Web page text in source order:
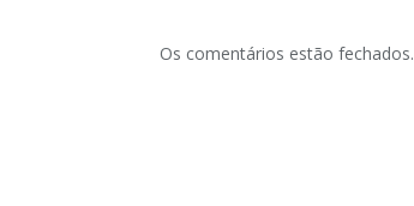
Os comentários estão fechados.